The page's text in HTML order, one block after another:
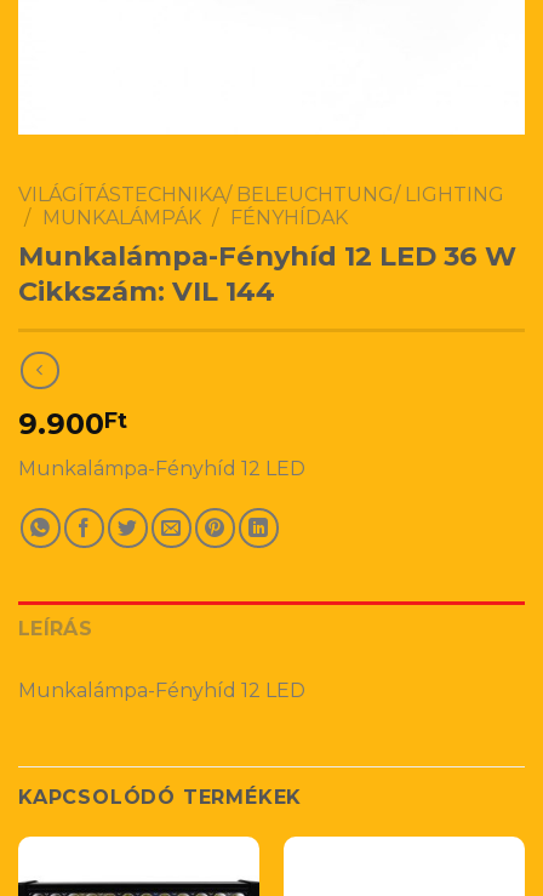
VILÁGÍTÁSTECHNIKA/ BELEUCHTUNG/ LIGHTING
/
MUNKALÁMPÁK / FÉNYHÍDAK
Munkalámpa-Fényhíd 12 LED 36 W
Cikkszám: VIL 144
9.900Ft
Munkalámpa-Fényhíd 12 LED
LEÍRÁS
Munkalámpa-Fényhíd 12 LED
KAPCSOLÓDÓ TERMÉKEK